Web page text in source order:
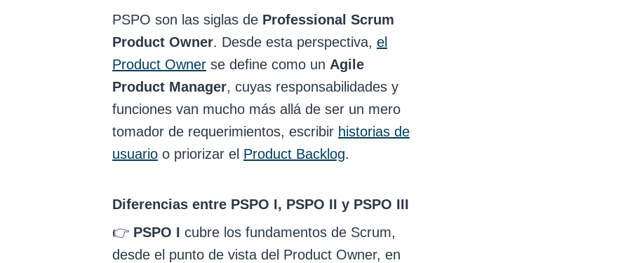
PSPO son las siglas de Professional Scrum
Product Owner. Desde esta perspectiva, el
Product Owner se define como un Agile
Product Manager, cuyas responsabilidades y
funciones van mucho más allá de ser un mero
tomador de requerimientos, escribir historias de
usuario o priorizar el Product Backlog.
Diferencias entre PSPO I, PSPO II y PSPO III
👉 PSPO I cubre los fundamentos de Scrum,
desde el punto de vista del Product Owner, en